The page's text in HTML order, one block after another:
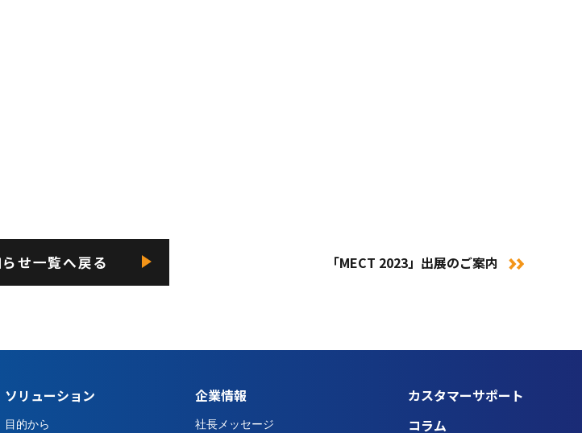
せ一覧へ戻る 「MECT 2023」出展のご案内
ソリューション
目的から
企業情報
社長メッセージ
カスタマーサポート
コラム